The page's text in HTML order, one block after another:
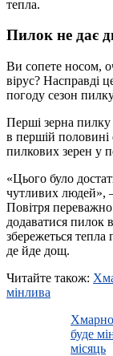
тепла.
Пилок не дає
Ви сопете носом,
вірус? Насправді
погоду сезон
Перші зерна
в першій половині
пилкових зерен у
«Цього було
чутливих людей»,
Повітря
додаватися пилок
збережеться тепла
де йде дощ.
Читайте також:
мінлива
буде
місяць